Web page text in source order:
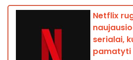
Netflix
serialai,
pamatyti